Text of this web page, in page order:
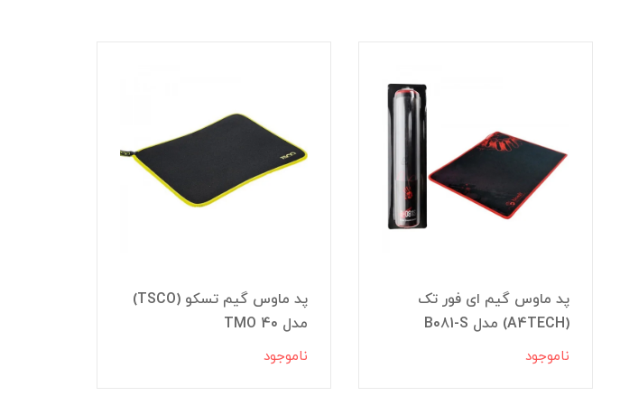
پد ماوس گیم ای فور تک
(A4TECH) مدل B081-S
ناموجود
پد ماوس گیم تسکو (TSCO)
مدل TMO 40
ناموجود